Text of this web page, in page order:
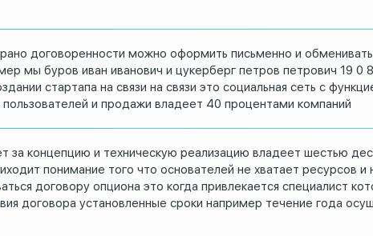
договоренности можно оформить письменно и
мы буров иван иванович и цукерберг петров петрович 19 0
стартапа на связи на связи это социальная сеть с
и продажи владеет 40 процентами компаний
за концепцию и техническую реализацию владеет шестью
понимание того что основателей не хватает ресурсов и
договору опциона это когда привлекается специалист
договора установленные сроки например течение года